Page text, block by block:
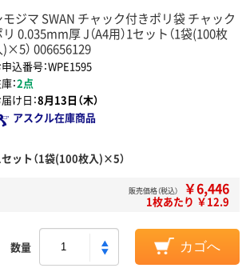
モジマ SWAN チャック付きポリ袋 チャック
リ 0.035mm厚 J（A4用）1セット（1袋(100枚
)×5） 006656129
込番号：WPE1595
：2点
け日：8月13日（木）
アスクル在庫商品
ット（1袋(100枚入)×5）
販売価格（税込） ￥6,446
1枚あたり ￥12.9
数量 カゴへ